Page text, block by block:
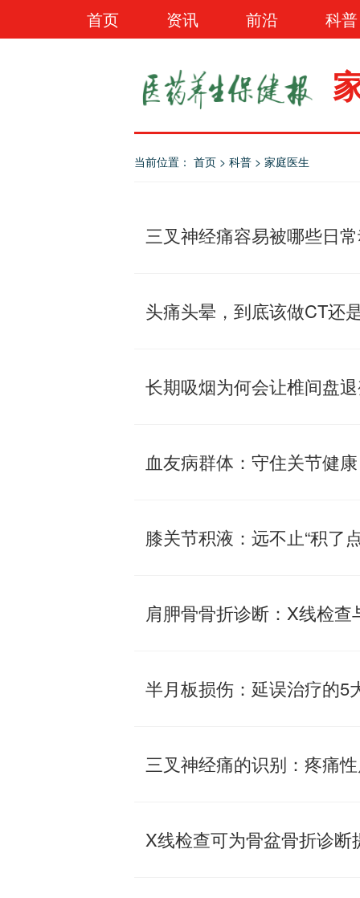
首页 资讯 前沿 科普
当前位置： 首页 > 科普 > 家庭医生
三叉神经痛容易被哪些日
头痛头晕，到底该做CT还
长期吸烟为何会让椎间盘
血友病群体：守住关节健
膝关节积液：远不止“积了
肩胛骨骨折诊断：X线检
半月板损伤：延误治疗的5
X线检查可为骨盆骨折诊断